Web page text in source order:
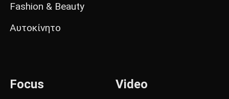
Fashion & Beauty
Αυτοκίνητο
Focus Video